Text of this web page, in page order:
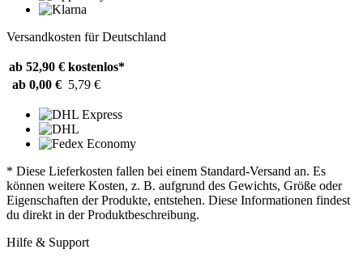
Versandkosten für Deutschland
ab 52,90 € kostenlos*
ab 0,00 € 5,79 €
* Diese Lieferkosten fallen bei einem Standard-Versand an. Es
können weitere Kosten, z. B. aufgrund des Gewichts, Größe oder
Eigenschaften der Produkte, entstehen. Diese Informationen findest
du direkt in der Produktbeschreibung.
Hilfe & Support